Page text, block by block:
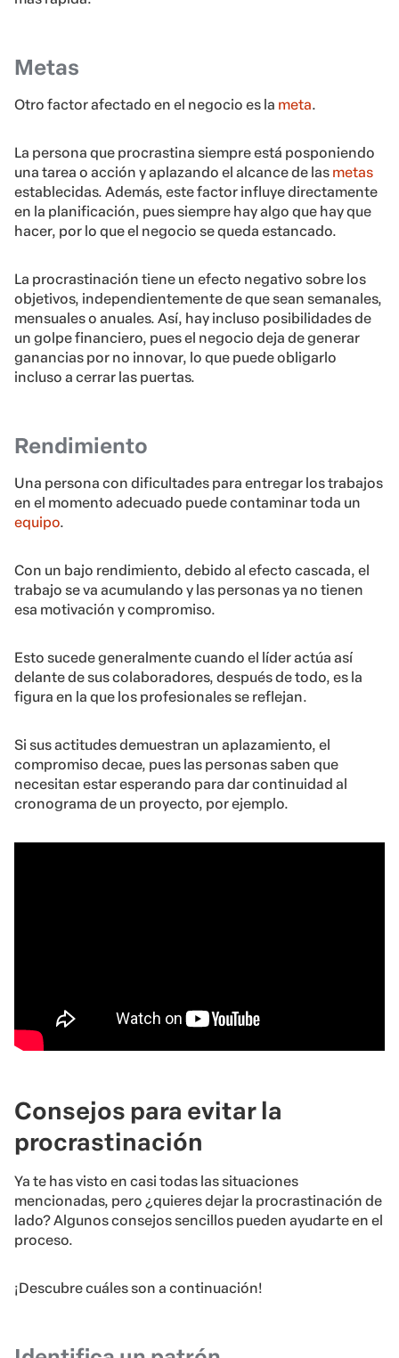
Metas
Otro factor afectado en el negocio es la meta.
La persona que procrastina siempre está posponiendo
una tarea o acción y aplazando el alcance de las metas
establecidas. Además, este factor influye directamente
en la planificación, pues siempre hay algo que hay que
hacer, por lo que el negocio se queda estancado.
La procrastinación tiene un efecto negativo sobre los
objetivos, independientemente de que sean semanales,
mensuales o anuales. Así, hay incluso posibilidades de
un golpe financiero, pues el negocio deja de generar
ganancias por no innovar, lo que puede obligarlo
incluso a cerrar las puertas.
Rendimiento
Una persona con dificultades para entregar los trabajos
en el momento adecuado puede contaminar toda un
equipo.
Con un bajo rendimiento, debido al efecto cascada, el
trabajo se va acumulando y las personas ya no tienen
esa motivación y compromiso.
Esto sucede generalmente cuando el líder actúa así
delante de sus colaboradores, después de todo, es la
figura en la que los profesionales se reflejan.
Si sus actitudes demuestran un aplazamiento, el
compromiso decae, pues las personas saben que
necesitan estar esperando para dar continuidad al
cronograma de un proyecto, por ejemplo.
Consejos para evitar la
procrastinación
Ya te has visto en casi todas las situaciones
mencionadas, pero ¿quieres dejar la procrastinación de
lado? Algunos consejos sencillos pueden ayudarte en el
proceso.
¡Descubre cuáles son a continuación!